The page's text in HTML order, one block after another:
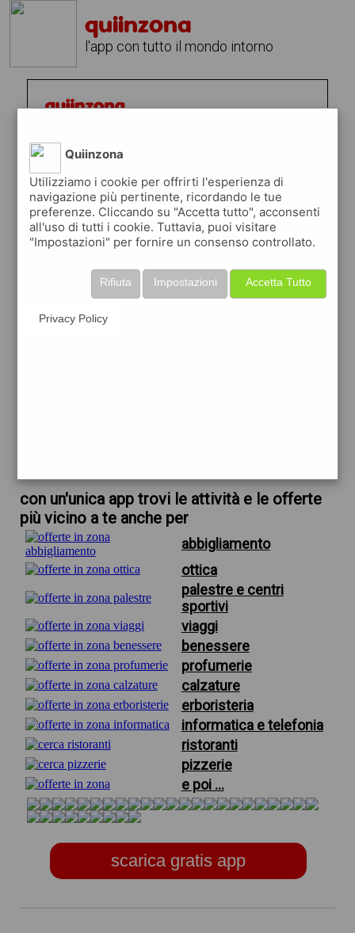
quiinzona
l'app con tutto il mondo intorno
con un'unica app trovi le attività e le offerte
più vicino a te anche per
abbigliamento
ottica
palestre e centri
sportivi
viaggi
benessere
profumerie
calzature
erboristeria
informatica e telefonia
ristoranti
pizzerie
e poi ...
scarica gratis app
Quiinzona
Utilizziamo i cookie per offrirti l'esperienza di
navigazione più pertinente, ricordando le tue
preferenze. Cliccando su "Accetta tutto", acconsenti
all'uso di tutti i cookie. Tuttavia, puoi visitare
"Impostazioni" per fornire un consenso controllato.
Accetta Tutto
Impostazioni
Rifiuta
Privacy Policy